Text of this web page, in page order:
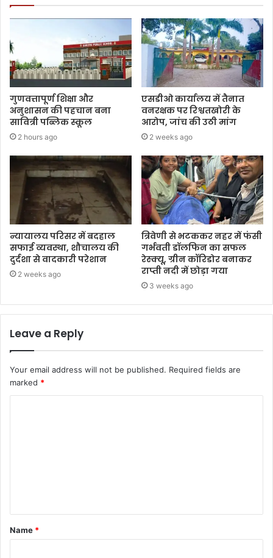
गुणवत्तापूर्ण शिक्षा और
अनुशासन की पहचान बना
सावित्री पब्लिक स्कूल
2 hours ago
एसडीओ कार्यालय में तैनात
वनरक्षक पर रिश्वतखोरी के
आरोप, जांच की उठी मांग
2 weeks ago
न्यायालय परिसर में बदहाल
सफाई व्यवस्था, शौचालय की
दुर्दशा से वादकारी परेशान
2 weeks ago
त्रिवेणी से भटककर नहर में फंसी
गर्भवती डॉलफिन का सफल
रेस्क्यू, ग्रीन कॉरिडोर बनाकर
राप्ती नदी में छोड़ा गया
3 weeks ago
Leave a Reply
Your email address will not be published. Required fields are
marked *
Name *